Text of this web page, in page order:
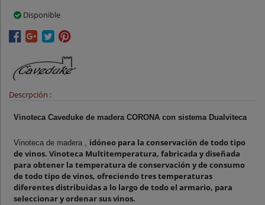
Disponible
Descrpción :
Vinoteca Caveduke de madera CORONA con sistema Dualviteca
Vinoteca de madera , idóneo para la conservación de todo tipo
de vinos. Vinoteca Multitemperatura, fabricada y diseñada
para obtener la temperatura de conservación y de consumo
de todo tipo de vinos, ofreciendo tres temperaturas
diferentes distribuidas a lo largo de todo el armario, para
seleccionar y ordenar sus vinos.